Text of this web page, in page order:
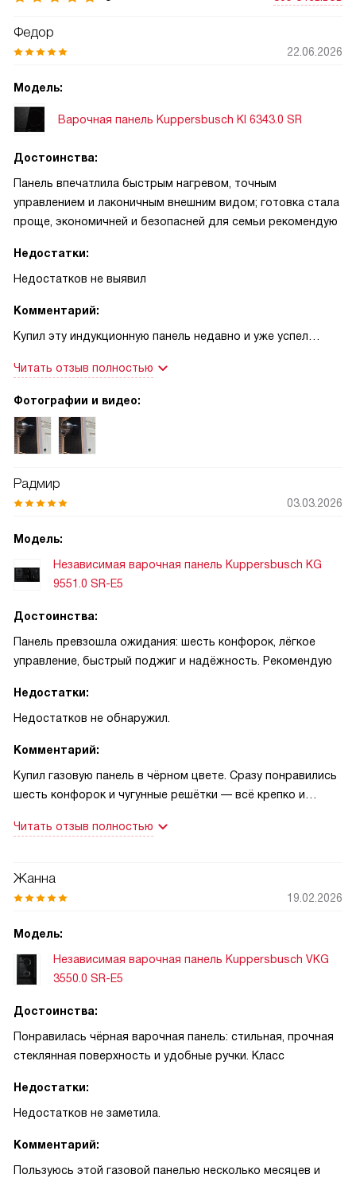
Федор
22.06.2026
Модель:
Варочная панель Kuppersbusch KI 6343.0 SR
Достоинства:
Панель впечатлила быстрым нагревом, точным
управлением и лаконичным внешним видом; готовка стала
проще, экономичней и безопасней для семьи рекомендую
Недостатки:
Недостатков не выявил
Комментарий:
Купил эту индукционную панель недавно и уже успел
аккуратная, стеклокерамика легко очищается от брызг и
пятен. Нагрев происходит мгновенно: кипяток за пару
время и электроэнергию. Сенсорное управление точное,
реагирует быстро, а подсветка и индикация зон читаются
быстрого повышения мощности и возможность
объединять две зоны для больших кастрюль, что
семью. Таймер помогает точно выдерживать время
приготовления, а автоматическое отключение и
блокировка от детей дают спокойствие. Посуду панель
распознаются без ошибок.
Читать отзыв полностью
Фотографии и видео:
Радмир
03.03.2026
Модель:
Независимая варочная панель Kuppersbusch KG
9551.0 SR-E5
Достоинства:
Панель превзошла ожидания: шесть конфорок, лёгкое
управление, быстрый поджиг и надёжность. Рекомендую
Недостатки:
Недостатков не обнаружил.
Комментарий:
Купил газовую панель в чёрном цвете. Сразу понравились
шесть конфорок и чугунные решётки — всё крепко и
огонь быстрый, зерно равномерно сварилось, гости
поджиг сработал мгновенно, а газ-контроль вмешался и
всё безопасно. Ручки просты, готовить стало быстрее и
время при тушении и снижает расход газа. В выходной
подрумянилось ровно, ничего не пригорело.
Читать отзыв полностью
Жанна
19.02.2026
Модель:
Независимая варочная панель Kuppersbusch VKG
3550.0 SR-E5
Достоинства:
Понравилась чёрная варочная панель: стильная, прочная
стеклянная поверхность и удобные ручки. Класс
Недостатки:
Недостатков не заметила.
Комментарий:
Пользуюсь этой газовой панелью несколько месяцев и